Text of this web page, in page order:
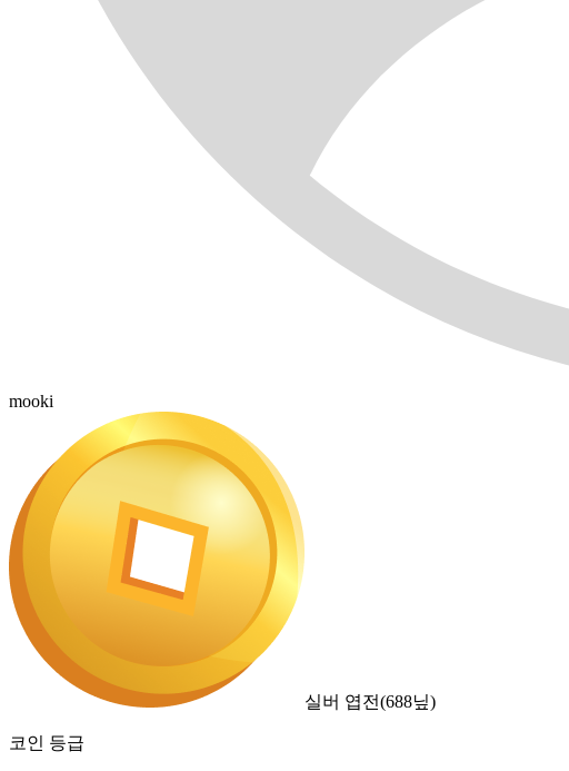
mooki
실버 엽전(688닢)
코인 등급